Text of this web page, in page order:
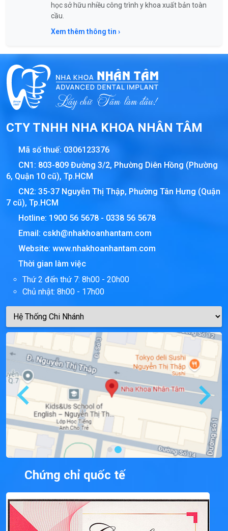
học sở hữu nhiều công trình y khoa xuất bản toàn
cầu.
Xem thêm thông tin ›
CTY TNHH NHA KHOA NHÂN TÂM
Mã số thuế: 0306123376
CN1: 803-809 Đường 3/2, Phường Diên Hồng (Phường
6, Quận 10 cũ), Tp.HCM
CN2: 35-37 Nguyễn Thị Thập, Phường Tân Hưng (Quận
7 cũ), Tp.HCM
Hotline: 1900 56 5678 - 0338 56 5678
Email: cskh@nhakhoanhantam.com
Website: www.nhakhoanhantam.com
Thời gian làm việc
Thứ 2 đến thứ 7: 8h00 - 20h00
Chủ nhật: 8h00 - 17h00
Chứng chỉ quốc tế